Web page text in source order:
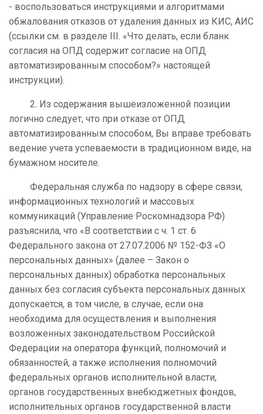
- воспользоваться инструкциями и алгоритмами
обжалования отказов от удаления данных из КИС, АИС
(ссылки см. в разделе III. «Что делать, если бланк
согласия на ОПД содержит согласие на ОПД
автоматизированным способом?» настоящей
инструкции).
2. Из содержания вышеизложенной позиции
логично следует, что при отказе от ОПД
автоматизированным способом, Вы вправе требовать
ведение учета успеваемости в традиционном виде, на
бумажном носителе.
Федеральная служба по надзору в сфере связи,
информационных технологий и массовых
коммуникаций (Управление Роскомнадзора РФ)
разъяснила, что «В соответствии с ч. 1 ст. 6
Федерального закона от 27.07.2006 № 152-ФЗ «О
персональных данных» (далее – Закон о
персональных данных) обработка персональных
данных без согласия субъекта персональных данных
допускается, в том числе, в случае, если она
необходима для осуществления и выполнения
возложенных законодательством Российской
Федерации на оператора функций, полномочий и
обязанностей, а также исполнения полномочий
федеральных органов исполнительной власти,
органов государственных внебюджетных фондов,
исполнительных органов государственной власти